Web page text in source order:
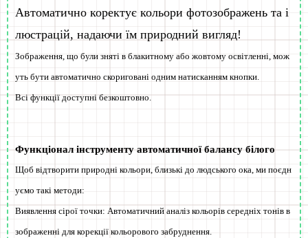
Автоматично коректує кольори фотозображень та і
люстрацій, надаючи їм природний вигляд!
Зображення, що були зняті в блакитному або жовтому освітленні, мож
уть бути автоматично скориговані одним натисканням кнопки.
Всі функції доступні безкоштовно.
Функціонал інструменту автоматичної балансу білого
Щоб відтворити природні кольори, близькі до людського ока, ми поєдн
уємо такі методи:
Виявлення сірої точки: Автоматичний аналіз кольорів середніх тонів в
зображенні для корекції кольорового забруднення.